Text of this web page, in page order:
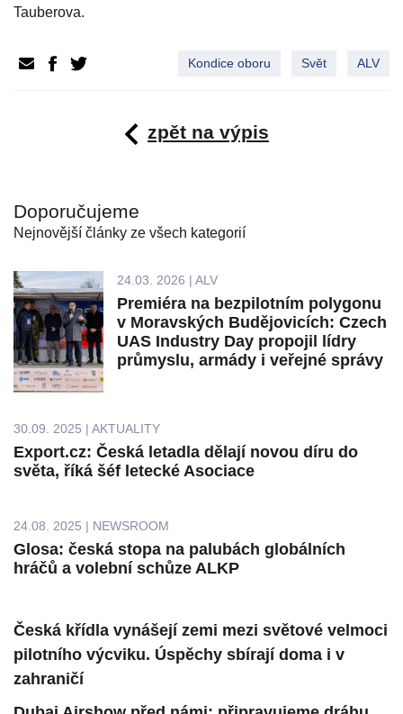
Tauberova.
Kondice oboru Svět ALV
zpět na výpis
Doporučujeme
Nejnovější články ze všech kategorií
24.03. 2026 | ALV
Premiéra na bezpilotním polygonu
v Moravských Budějovicích: Czech
UAS Industry Day propojil lídry
průmyslu, armády i veřejné správy
30.09. 2025 | AKTUALITY
Export.cz: Česká letadla dělají novou díru do
světa, říká šéf letecké Asociace
24.08. 2025 | NEWSROOM
Glosa: česká stopa na palubách globálních
hráčů a volební schůze ALKP
Česká křídla vynášejí zemi mezi světové velmoci
pilotního výcviku. Úspěchy sbírají doma i v
zahraničí